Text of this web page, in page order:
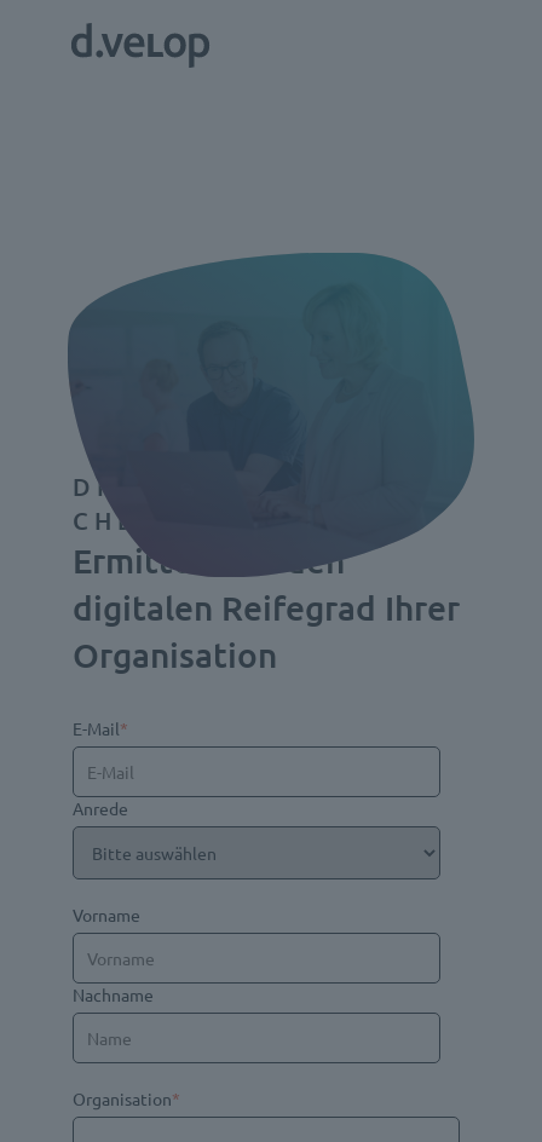
DIGITALISIERUNGS-
CHECK //
Ermitteln Sie den
digitalen Reifegrad Ihrer
Organisation
E-Mail*
Anrede
Vorname
Nachname
Organisation*